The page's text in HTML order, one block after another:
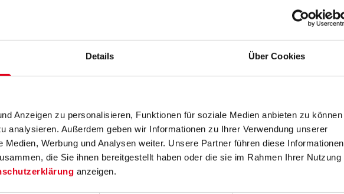
Details Über Cookies
Anzeigen zu personalisieren, Funktionen für soziale Medien anbieten zu können
analysieren. Außerdem geben wir Informationen zu Ihrer Verwendung unserer
Werbung und Analysen weiter. Unsere Partner führen diese Informationen
die Sie ihnen bereitgestellt haben oder die sie im Rahmen Ihrer Nutzung
anzeigen.